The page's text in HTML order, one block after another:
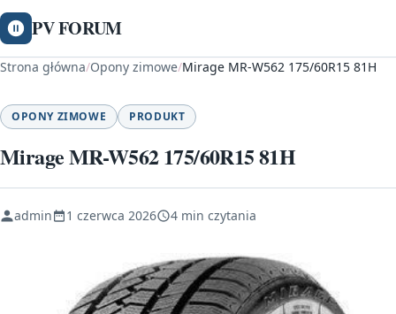
PV FORUM
Strona główna/Opony zimowe/Mirage MR-W562 175/60R15 81H
OPONY ZIMOWE PRODUKT
Mirage MR-W562 175/60R15 81H
admin 1 czerwca 2026 4 min czytania